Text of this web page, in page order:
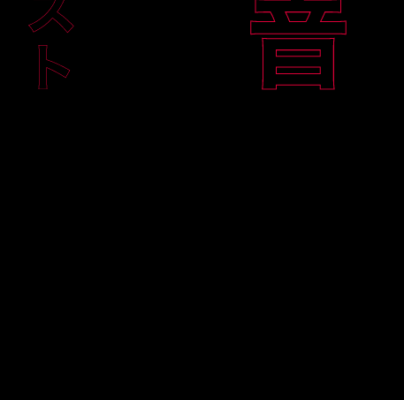
Нажимая на кнопку "Записаться", вы даете
персональных данных
в соответствии с